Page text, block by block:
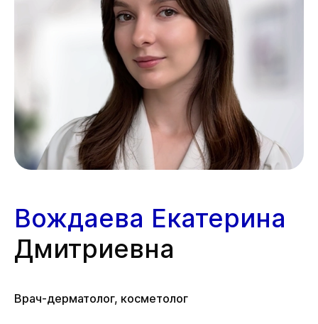
Вождаева Екатерина
Дмитриевна
Врач-дерматолог, косметолог